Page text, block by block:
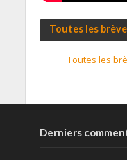
Toutes les
Toutes les
Derniers